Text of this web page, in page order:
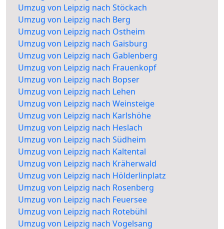
Umzug von Leipzig nach Stöckach
Umzug von Leipzig nach Berg
Umzug von Leipzig nach Ostheim
Umzug von Leipzig nach Gaisburg
Umzug von Leipzig nach Gablenberg
Umzug von Leipzig nach Frauenkopf
Umzug von Leipzig nach Bopser
Umzug von Leipzig nach Lehen
Umzug von Leipzig nach Weinsteige
Umzug von Leipzig nach Karlshöhe
Umzug von Leipzig nach Heslach
Umzug von Leipzig nach Südheim
Umzug von Leipzig nach Kaltental
Umzug von Leipzig nach Kräherwald
Umzug von Leipzig nach Hölderlinplatz
Umzug von Leipzig nach Rosenberg
Umzug von Leipzig nach Feuersee
Umzug von Leipzig nach Rotebühl
Umzug von Leipzig nach Vogelsang